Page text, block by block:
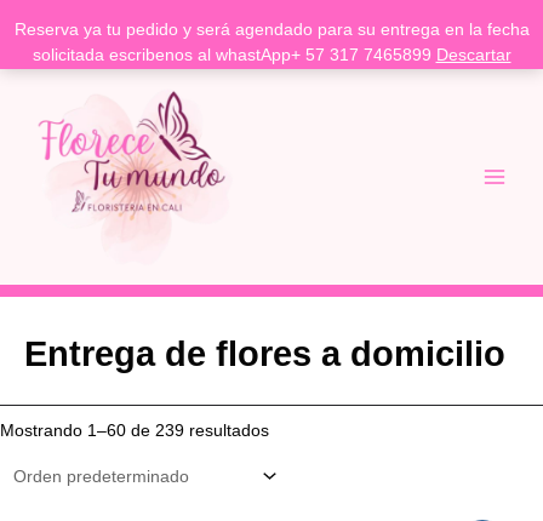
Reserva ya tu pedido y será agendado para su entrega en la fecha
solicitada escribenos al whastApp+ 57 317 7465899 Descartar
contenido
Entrega de flores a domicilio
Mostrando 1–60 de 239 resultados